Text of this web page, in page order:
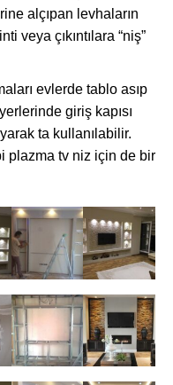
alçıpan levhaların
veya çıkıntılara “niş”
evlerde tablo asıp
giriş kapısı
ta kullanılabilir.
plazma tv niz için de bir